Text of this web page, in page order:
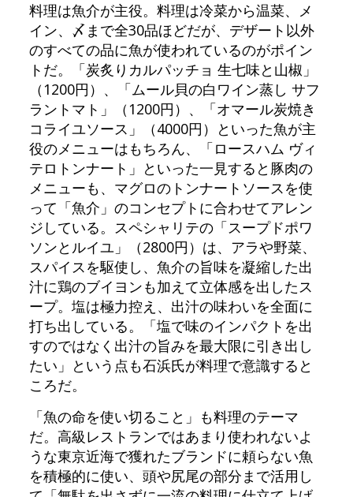
料理は魚介が主役。料理は冷菜から温菜、メ
イン、〆まで全30品ほどだが、デザート以外
のすべての品に魚が使われているのがポイン
トだ。「炭炙りカルパッチョ 生七味と山椒」
（1200円）、「ムール貝の白ワイン蒸し サフ
ラントマト」（1200円）、「オマール炭焼き
コライユソース」（4000円）といった魚が主
役のメニューはもちろん、「ロースハム ヴィ
テロトンナート」といった一見すると豚肉の
メニューも、マグロのトンナートソースを使
って「魚介」のコンセプトに合わせてアレン
ジしている。スペシャリテの「スープドポワ
ソンとルイユ」（2800円）は、アラや野菜、
スパイスを駆使し、魚介の旨味を凝縮した出
汁に鶏のブイヨンも加えて立体感を出したス
ープ。塩は極力控え、出汁の味わいを全面に
打ち出している。「塩で味のインパクトを出
すのではなく出汁の旨みを最大限に引き出し
たい」という点も石浜氏が料理で意識すると
ころだ。
「魚の命を使い切ること」も料理のテーマ
だ。高級レストランではあまり使われないよ
うな東京近海で獲れたブランドに頼らない魚
を積極的に使い、頭や尻尾の部分まで活用し